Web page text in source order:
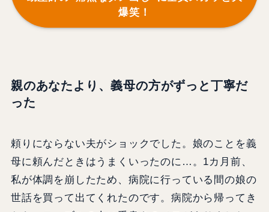
爆笑！
親のあなたより、義母の方がずっと丁寧だ
った
頼りにならない夫がショックでした。娘のことを義
母に頼んだときはうまくいったのに…。1カ月前、
私が体調を崩したため、病院に行っている間の娘の
世話を買って出てくれたのです。病院から帰ってき